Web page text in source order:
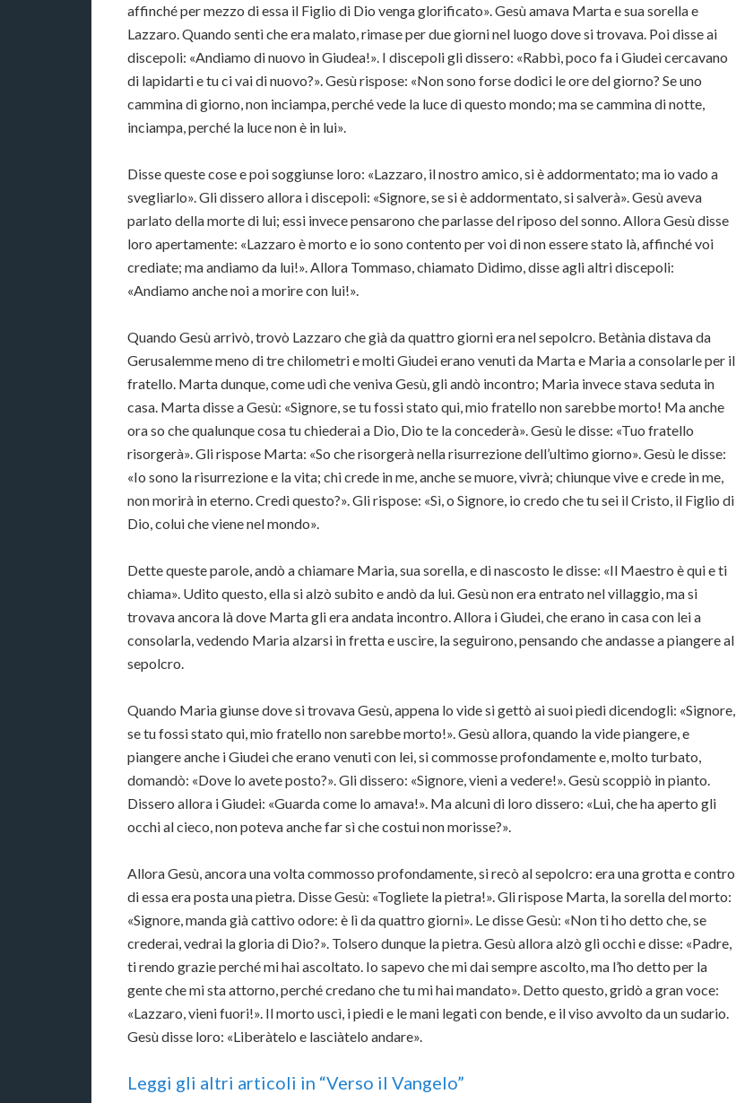
affinché per mezzo di essa il Figlio di Dio venga glorificato». Gesù amava Marta e sua sorella e
Lazzaro. Quando sentì che era malato, rimase per due giorni nel luogo dove si trovava. Poi disse ai
discepoli: «Andiamo di nuovo in Giudea!». I discepoli gli dissero: «Rabbì, poco fa i Giudei cercavano
di lapidarti e tu ci vai di nuovo?». Gesù rispose: «Non sono forse dodici le ore del giorno? Se uno
cammina di giorno, non inciampa, perché vede la luce di questo mondo; ma se cammina di notte,
inciampa, perché la luce non è in lui».
Disse queste cose e poi soggiunse loro: «Lazzaro, il nostro amico, si è addormentato; ma io vado a
svegliarlo». Gli dissero allora i discepoli: «Signore, se si è addormentato, si salverà». Gesù aveva
parlato della morte di lui; essi invece pensarono che parlasse del riposo del sonno. Allora Gesù disse
loro apertamente: «Lazzaro è morto e io sono contento per voi di non essere stato là, affinché voi
crediate; ma andiamo da lui!». Allora Tommaso, chiamato Dìdimo, disse agli altri discepoli:
«Andiamo anche noi a morire con lui!».
Quando Gesù arrivò, trovò Lazzaro che già da quattro giorni era nel sepolcro. Betània distava da
Gerusalemme meno di tre chilometri e molti Giudei erano venuti da Marta e Maria a consolarle per il
fratello. Marta dunque, come udì che veniva Gesù, gli andò incontro; Maria invece stava seduta in
casa. Marta disse a Gesù: «Signore, se tu fossi stato qui, mio fratello non sarebbe morto! Ma anche
ora so che qualunque cosa tu chiederai a Dio, Dio te la concederà». Gesù le disse: «Tuo fratello
risorgerà». Gli rispose Marta: «So che risorgerà nella risurrezione dell’ultimo giorno». Gesù le disse:
«Io sono la risurrezione e la vita; chi crede in me, anche se muore, vivrà; chiunque vive e crede in me,
non morirà in eterno. Credi questo?». Gli rispose: «Sì, o Signore, io credo che tu sei il Cristo, il Figlio di
Dio, colui che viene nel mondo».
Dette queste parole, andò a chiamare Maria, sua sorella, e di nascosto le disse: «Il Maestro è qui e ti
chiama». Udito questo, ella si alzò subito e andò da lui. Gesù non era entrato nel villaggio, ma si
trovava ancora là dove Marta gli era andata incontro. Allora i Giudei, che erano in casa con lei a
consolarla, vedendo Maria alzarsi in fretta e uscire, la seguirono, pensando che andasse a piangere al
sepolcro.
Quando Maria giunse dove si trovava Gesù, appena lo vide si gettò ai suoi piedi dicendogli: «Signore,
se tu fossi stato qui, mio fratello non sarebbe morto!». Gesù allora, quando la vide pian­gere, e
piangere anche i Giudei che erano venuti con lei, si commosse profondamente e, molto turbato,
domandò: «Dove lo avete posto?». Gli dissero: «Signore, vieni a vedere!». Gesù scoppiò in pianto.
Dissero allora i Giudei: «Guarda come lo amava!». Ma alcuni di loro dissero: «Lui, che ha aperto gli
occhi al cieco, non poteva anche far sì che costui non morisse?».
Allora Gesù, ancora una volta commosso profondamente, si recò al sepolcro: era una grotta e contro
di essa era posta una pietra. Disse Gesù: «Togliete la pietra!». Gli rispose Marta, la sorella del morto:
«Signore, manda già cattivo odore: è lì da quattro giorni». Le disse Gesù: «Non ti ho detto che, se
crederai, vedrai la gloria di Dio?». Tolsero dunque la pietra. Gesù allora alzò gli occhi e disse: «Padre,
ti rendo grazie perché mi hai ascoltato. Io sapevo che mi dai sempre ascolto, ma l’ho detto per la
gente che mi sta attorno, perché credano che tu mi hai mandato». Detto questo, gridò a gran voce:
«Lazzaro, vieni fuori!». Il morto uscì, i piedi e le mani legati con bende, e il viso avvolto da un sudario.
Gesù disse loro: «Liberàtelo e lasciàtelo andare».
Leggi gli altri articoli in “Verso il Vangelo”